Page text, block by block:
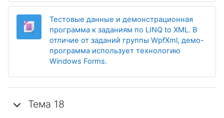
Тестовые данные и демонстрационная
программа к заданиям по LINQ to XML. В
отличие от заданий группы WpfXml, демо-
программа использует технологию
Windows Forms.
Тема 18